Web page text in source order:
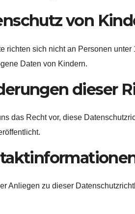
von
richten sich nicht an Personen
Daten von Kindern.
dieser
das Recht vor, diese
Anliegen zu dieser